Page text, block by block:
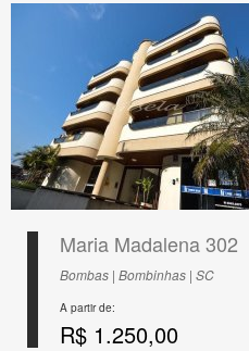
Maria Madalena 302
Bombas | Bombinhas | SC
A partir de:
R$ 1.250,00